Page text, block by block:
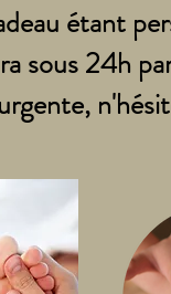
étant
sous 24h